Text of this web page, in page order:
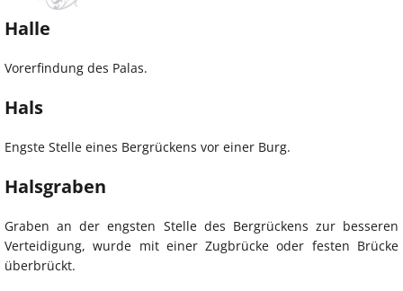
Halle
Vorerfindung des Palas.
Hals
Engste Stelle eines Bergrückens vor einer Burg.
Halsgraben
Graben an der engsten Stelle des Bergrückens zur besseren
Verteidigung, wurde mit einer Zugbrücke oder festen Brücke
überbrückt.